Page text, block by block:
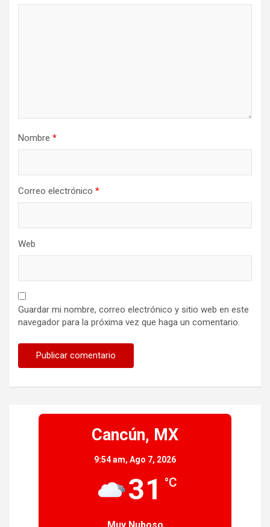
Nombre *
Correo electrónico *
Web
Guardar mi nombre, correo electrónico y sitio web en este
navegador para la próxima vez que haga un comentario.
Cancún, MX
9:54 am, Ago 7, 2026
31 °C